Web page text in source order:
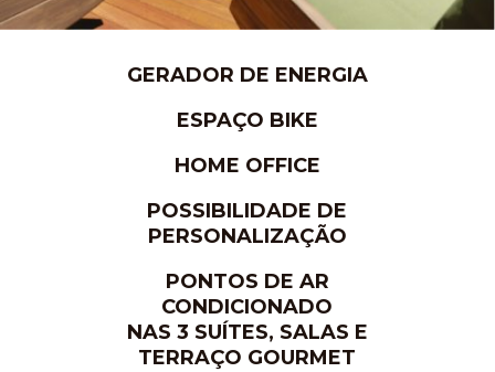
GERADOR DE ENERGIA
ESPAÇO BIKE
HOME OFFICE
POSSIBILIDADE DE
PERSONALIZAÇÃO
PONTOS DE AR
CONDICIONADO
NAS 3 SUÍTES, SALAS E
TERRAÇO GOURMET